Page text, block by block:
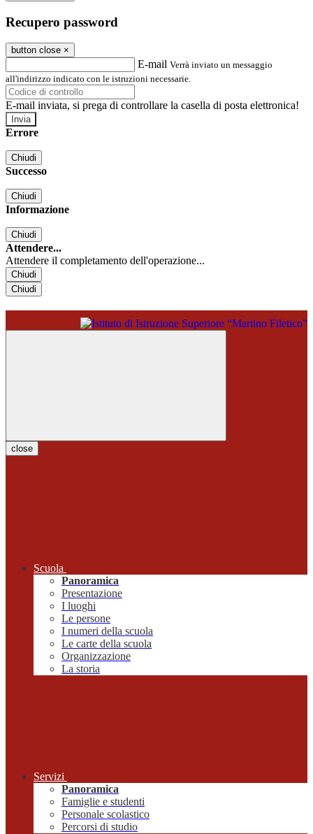
Recupero password
button close ×
E-mail Verrà inviato un messaggio
all'indirizzo indicato con le istruzioni necessarie.
E-mail inviata, si prega di controllare la casella di posta elettronica!
Errore
Chiudi
Successo
Chiudi
Informazione
Chiudi
Attendere...
Attendere il completamento dell'operazione...
Chiudi
Chiudi
close
Scuola
Panoramica
Presentazione
I luoghi
Le persone
I numeri della scuola
Le carte della scuola
Organizzazione
La storia
Servizi
Panoramica
Famiglie e studenti
Personale scolastico
Percorsi di studio